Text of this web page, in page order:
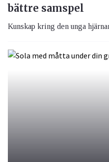
bättre samspel
Kunskap kring den unga